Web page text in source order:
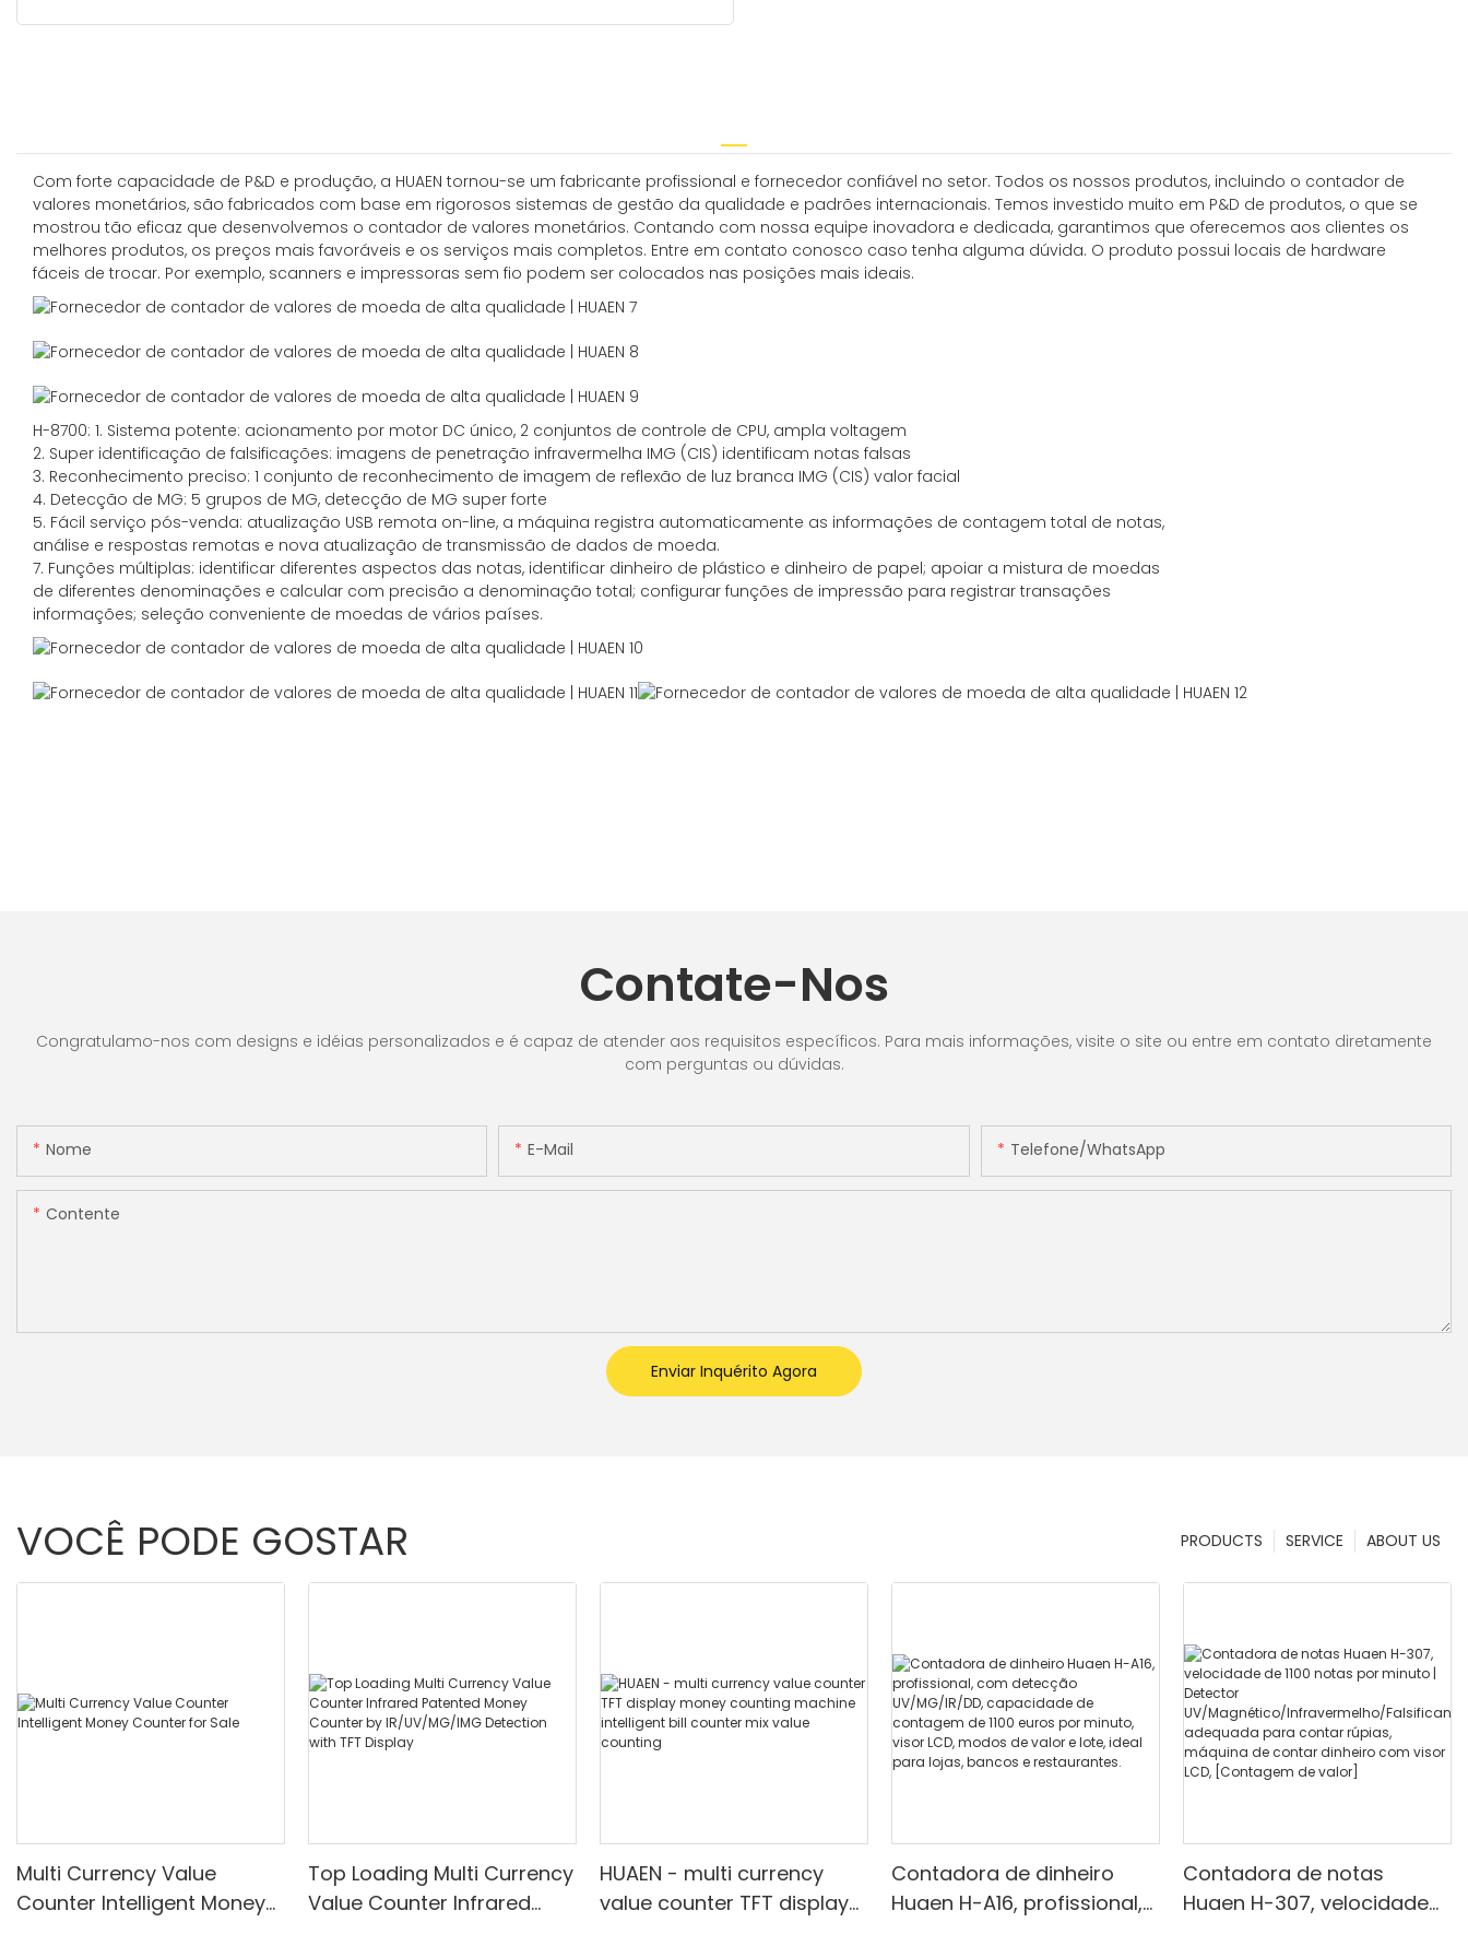
Com forte capacidade de P&D e produção, a HUAEN tornou-se um fabricante profissional e fornecedor confiável no setor. Todos os nossos produtos, incluindo o contador de
valores monetários, são fabricados com base em rigorosos sistemas de gestão da qualidade e padrões internacionais. Temos investido muito em P&D de produtos, o que se
mostrou tão eficaz que desenvolvemos o contador de valores monetários. Contando com nossa equipe inovadora e dedicada, garantimos que oferecemos aos clientes os
melhores produtos, os preços mais favoráveis ​​e os serviços mais completos. Entre em contato conosco caso tenha alguma dúvida. O produto possui locais de hardware
fáceis de trocar. Por exemplo, scanners e impressoras sem fio podem ser colocados nas posições mais ideais.
H-8700: 1. Sistema potente: acionamento por motor DC único, 2 conjuntos de controle de CPU, ampla voltagem
2. Super identificação de falsificações: imagens de penetração infravermelha IMG (CIS) identificam notas falsas
3. Reconhecimento preciso: 1 conjunto de reconhecimento de imagem de reflexão de luz branca IMG (CIS) valor facial
4. Detecção de MG: 5 grupos de MG, detecção de MG super forte
5. Fácil serviço pós-venda: atualização USB remota on-line, a máquina registra automaticamente as informações de contagem total de notas,
análise e respostas remotas e nova atualização de transmissão de dados de moeda.
7. Funções múltiplas: identificar diferentes aspectos das notas, identificar dinheiro de plástico e dinheiro de papel; apoiar a mistura de moedas
de diferentes denominações e calcular com precisão a denominação total; configurar funções de impressão para registrar transações
informações; seleção conveniente de moedas de vários países.
Contate-Nos
Congratulamo-nos com designs e idéias personalizados e é capaz de atender aos requisitos específicos. Para mais informações, visite o site ou entre em contato diretamente
com perguntas ou dúvidas.
Nome E-Mail Telefone/WhatsApp
Contente
Enviar Inquérito Agora
VOCÊ PODE GOSTAR ABOUT US
SERVICE
PRODUCTS
Multi Currency Value
Counter Intelligent Money
Top Loading Multi Currency
Value Counter Infrared
HUAEN - multi currency
value counter TFT display
Contadora de dinheiro
Huaen H-A16, profissional,
Contadora de notas
Huaen H-307, velocidade